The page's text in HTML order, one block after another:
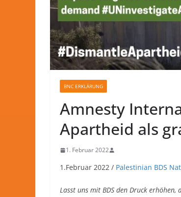
BNC ERKLÄRUNG
Amnesty
Apartheid als
1. Februar 2022
1.Februar 2022 / Palestinian BDS
Lasst uns mit BDS den Druck